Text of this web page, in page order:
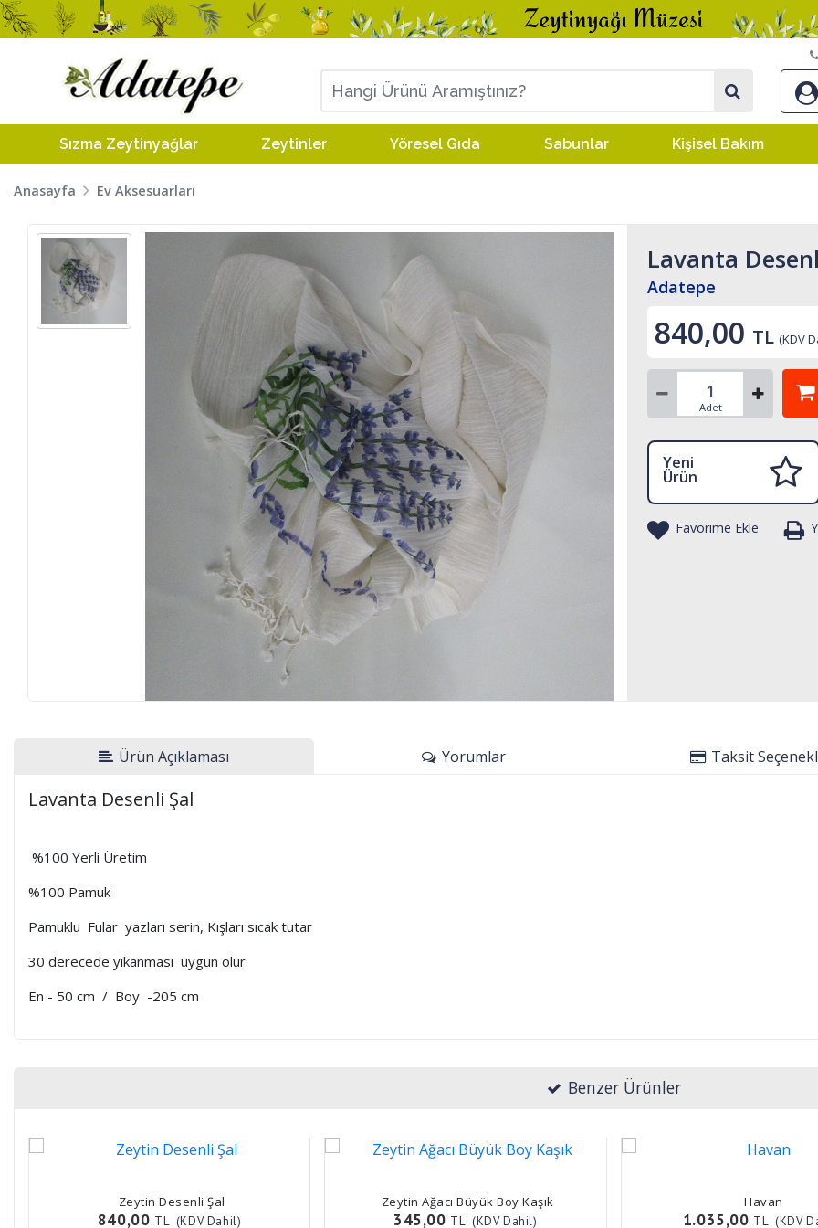
Sızma Zeytinyağlar Zeytinler Yöresel Gıda Sabunlar Kişisel Bakım
Anasayfa Ev Aksesuarları
Lavanta
Adatepe
840,00 TL (KDV
Adet
Yeni
Ürün
Favorime Ekle
Ürün Açıklaması Yorumlar Taksit
Lavanta Desenli Şal
%100 Yerli Üretim
%100 Pamuk
Pamuklu Fular yazları serin, Kışları sıcak tutar
30 derecede yıkanması uygun olur
En - 50 cm / Boy -205 cm
Benzer Ürünler
Zeytin Desenli Şal
840,00 TL (KDV Dahil)
Zeytin Ağacı Büyük Boy Kaşık
345,00 TL (KDV Dahil)
Havan
1.035,00 TL (KDV